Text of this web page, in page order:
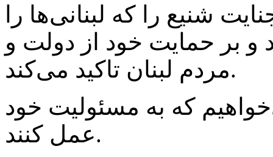
شنیع را که لبنانی‌ها را
بر حمایت خود از دولت و
مردم لبنان تاکید می‌کند.
که به مسئولیت خود
عمل کنند.